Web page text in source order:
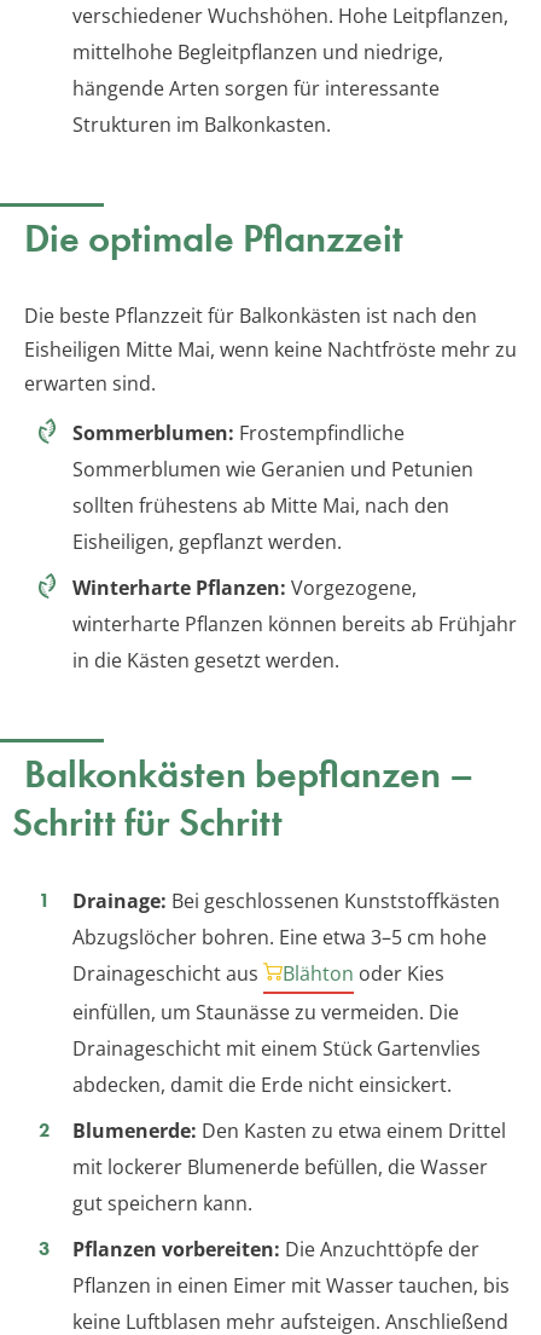
verschiedener Wuchshöhen. Hohe Leitpflanzen,
mittelhohe Begleitpflanzen und niedrige,
hängende Arten sorgen für interessante
Strukturen im Balkonkasten.
Die optimale Pflanzzeit
Die beste Pflanzzeit für Balkonkästen ist nach den
Eisheiligen Mitte Mai, wenn keine Nachtfröste mehr zu
erwarten sind.
Sommerblumen: Frostempfindliche
Sommerblumen wie Geranien und Petunien
sollten frühestens ab Mitte Mai, nach den
Eisheiligen, gepflanzt werden.
Winterharte Pflanzen: Vorgezogene,
winterharte Pflanzen können bereits ab Frühjahr
in die Kästen gesetzt werden.
Balkonkästen bepflanzen –
Schritt für Schritt
Drainage: Bei geschlossenen Kunststoffkästen
Abzugslöcher bohren. Eine etwa 3–5 cm hohe
Drainageschicht aus
Blähton oder Kies
einfüllen, um Staunässe zu vermeiden. Die
Drainageschicht mit einem Stück Gartenvlies
abdecken, damit die Erde nicht einsickert.
Blumenerde: Den Kasten zu etwa einem Drittel
mit lockerer Blumenerde befüllen, die Wasser
gut speichern kann.
Pflanzen vorbereiten: Die Anzuchttöpfe der
Pflanzen in einen Eimer mit Wasser tauchen, bis
keine Luftblasen mehr aufsteigen. Anschließend